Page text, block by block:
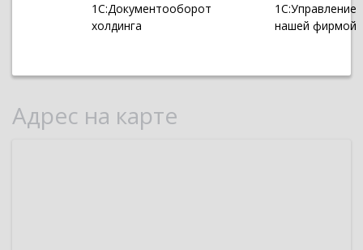
1С:Документооборот
холдинга
1С:Управление
нашей фирмой
Адрес на карте